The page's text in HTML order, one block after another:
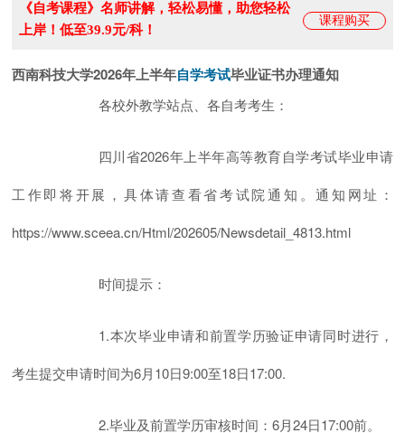
课程购买
《自考课程》名师讲解，轻松易懂，助您轻松
上岸！低至39.9元/科！
西南科技大学2026年上半年自学考试毕业证书办理通知
各校外教学站点、各自考考生：
四川省2026年上半年高等教育自学考试毕业申请
工作即将开展，具体请查看省考试院通知。通知网址：
https://www.sceea.cn/Html/202605/Newsdetail_4813.html
时间提示：
1.本次毕业申请和前置学历验证申请同时进行，
考生提交申请时间为6月10日9:00至18日17:00.
2.毕业及前置学历审核时间：6月24日17:00前。